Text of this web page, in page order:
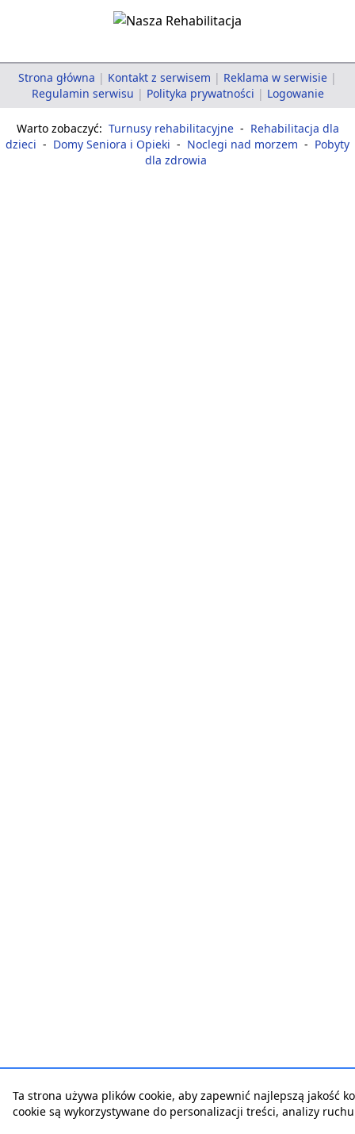
Strona główna | Kontakt z serwisem | Reklama w serwisie |
Regulamin serwisu | Polityka prywatności | Logowanie
Warto zobaczyć: Turnusy rehabilitacyjne - Rehabilitacja dla
dzieci - Domy Seniora i Opieki - Noclegi nad morzem - Pobyty
dla zdrowia
Ta strona używa plików cookie, aby zapewnić najlepszą jakość
cookie są wykorzystywane do personalizacji treści, analizy